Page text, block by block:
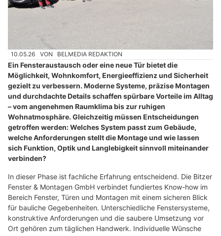
10.05.26 VON BELMEDIA REDAKTION
Ein Fensteraustausch oder eine neue Tür bietet die
Möglichkeit, Wohnkomfort, Energieeffizienz und Sicherheit
gezielt zu verbessern. Moderne Systeme, präzise Montagen
und durchdachte Details schaffen spürbare Vorteile im Alltag
– vom angenehmen Raumklima bis zur ruhigen
Wohnatmosphäre. Gleichzeitig müssen Entscheidungen
getroffen werden: Welches System passt zum Gebäude,
welche Anforderungen stellt die Montage und wie lassen
sich Funktion, Optik und Langlebigkeit sinnvoll miteinander
verbinden?
In dieser Phase ist fachliche Erfahrung entscheidend. Die Bitzer
Fenster & Montagen GmbH verbindet fundiertes Know-how im
Bereich Fenster, Türen und Montagen mit einem sicheren Blick
für bauliche Gegebenheiten. Unterschiedliche Fenstersysteme,
konstruktive Anforderungen und die saubere Umsetzung vor
Ort gehören zum täglichen Handwerk. Individuelle Wünsche